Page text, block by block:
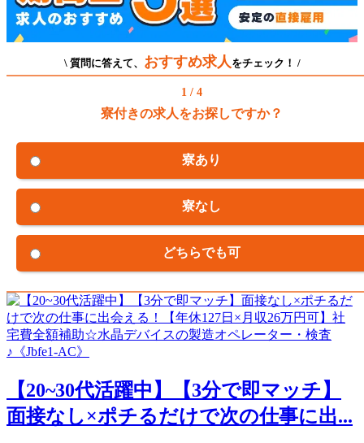
\ 質問に答えて、 おすすめ求人 をチェック！ /
1 / 4
寮付きの求人をお探しですか？
寮あり
寮なし
どちらでも可
【20~30代活躍中】【3分で即マッチ】
面接なし×ポチるだけで次の仕事に出...